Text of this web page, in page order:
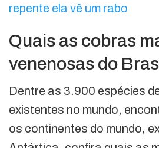
repente ela vê um rabo
Quais as cobras
venenosas do
Dentre as 3.900 espécies
existentes no mundo,
os continentes do mundo,